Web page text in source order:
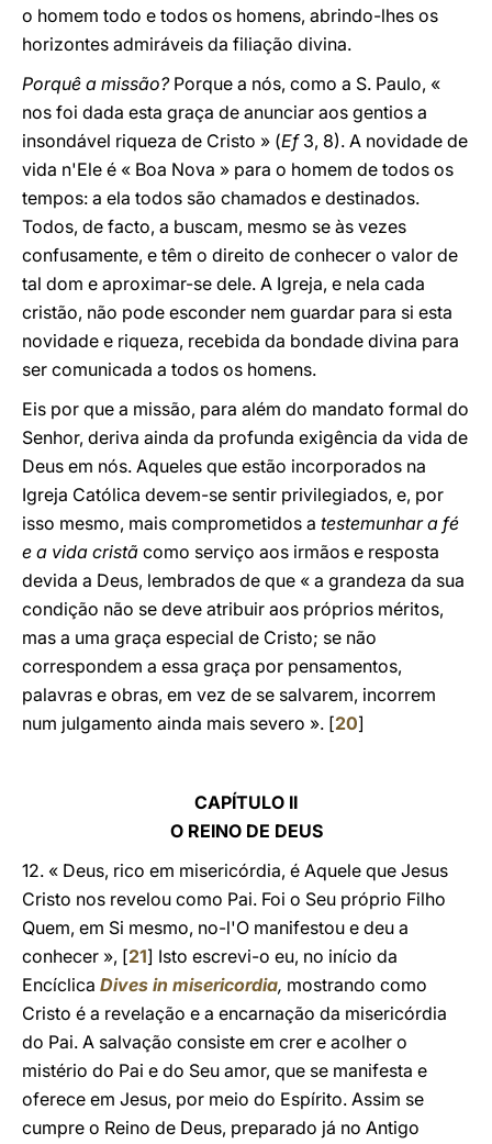
o homem todo e todos os homens, abrindo-lhes os
horizontes admiráveis da filiação divina.
Porquê a missão? Porque a nós, como a S. Paulo, «
nos foi dada esta graça de anunciar aos gentios a
insondável riqueza de Cristo » (Ef3, 8). A novidade de
vida n'Ele é « Boa Nova » para o homem de todos os
tempos: a ela todos são chamados e destinados.
Todos, de facto, a buscam, mesmo se às vezes
confusamente, e têm o direito de conhecer o valor de
tal dom e aproximar-se dele. A Igreja, e nela cada
cristão, não pode esconder nem guardar para si esta
novidade e riqueza, recebida da bondade divina para
ser comunicada a todos os homens.
Eis por que a missão, para além do mandato formal do
Senhor, deriva ainda da profunda exigência da vida de
Deus em nós. Aqueles que estão incorporados na
Igreja Católica devem-se sentir privilegiados, e, por
isso mesmo, mais comprometidos a testemunhar a fé
e a vida cristã como serviço aos irmãos e resposta
devida a Deus, lembrados de que « a grandeza da sua
condição não se deve atribuir aos próprios méritos,
mas a uma graça especial de Cristo; se não
correspondem a essa graça por pensamentos,
palavras e obras, em vez de se salvarem, incorrem
num julgamento ainda mais severo ». [20]
CAPÍTULO II
O REINO DE DEUS
12. « Deus, rico em misericórdia, é Aquele que Jesus
Cristo nos revelou como Pai. Foi o Seu próprio Filho
Quem, em Si mesmo, no-l'O manifestou e deu a
conhecer », [21] Isto escrevi-o eu, no início da
Encíclica Dives in misericordia, mostrando como
Cristo é a revelação e a encarnação da misericórdia
do Pai. A salvação consiste em crer e acolher o
mistério do Pai e do Seu amor, que se manifesta e
oferece em Jesus, por meio do Espírito. Assim se
cumpre o Reino de Deus, preparado já no Antigo